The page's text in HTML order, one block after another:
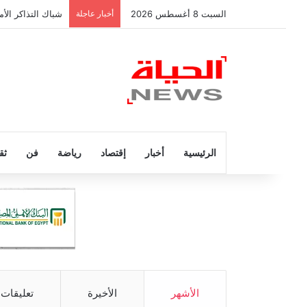
السبت 8 أغسطس 2026 أخبار عاجلة شباك التذاكر
الرئيسية أخبار إقتصاد رياضة فن
الأشهر الأخيرة تعليقات